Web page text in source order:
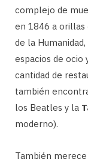
complejo de
en 1846 a orillas
de la
espacios de ocio
cantidad de
también
los Beatles y la
moderno).
También merece